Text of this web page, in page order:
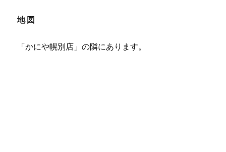
地図
「かにや幌別店」の隣にあります。